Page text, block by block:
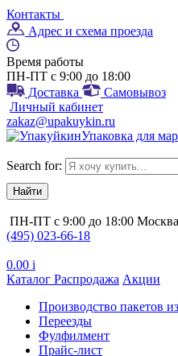
Контакты
Адрес и схема проезда
Время работы
ПН-ПТ с 9:00 до 18:00
Доставка
Самовывоз
Личный кабинет
zakaz@upakuykin.ru
Упаковка для
Search for:
ПН-ПТ с 9:00 до 18:00
(495) 023-66-18
0.00 i
Каталог Распродажа Акции
Производство пакетов
Переезды
Фулфилмент
Прайс-лист